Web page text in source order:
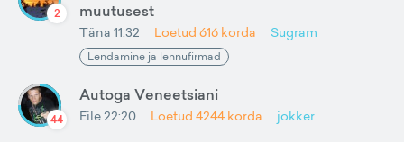
2
muutusest
Täna 11:32 Loetud 616 korda Sugram
Lendamine ja lennufirmad
44
Autoga Veneetsiani
Eile 22:20 Loetud 4244 korda jokker